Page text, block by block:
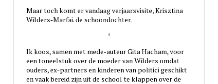
Maar toch komt er vandaag verjaarsvisite, Krisztina
Wilders-Marfai. de schoondochter.
*
Ik koos, samen met mede-auteur Gita Hacham, voor
een toneelstuk over de moeder van Wilders omdat
ouders, ex-partners en kinderen van politici geschikt
en vaak bereid zijn uit de school te klappen over de